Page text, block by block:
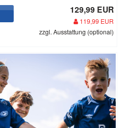
129,99 EUR
119,99 EUR
zzgl. Ausstattung (optional)